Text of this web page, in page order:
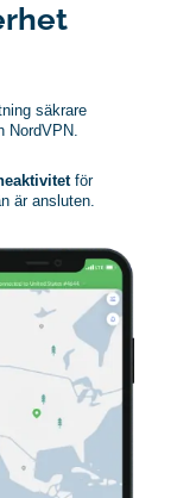
säkrare
NordVPN.
för
är ansluten.